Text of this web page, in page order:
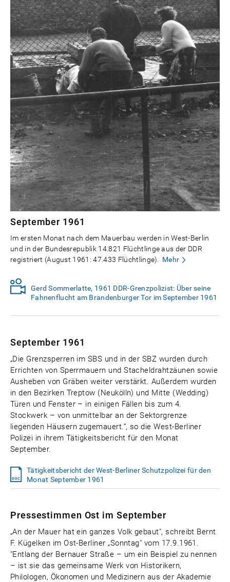
September 1961
Im ersten Monat nach dem Mauerbau werden in West-Berlin
und in der Bundesrepublik 14.821 Flüchtlinge aus der DDR
registriert (August 1961: 47.433 Flüchtlinge).
Mehr
Gerd Sommerlatte, 1961 DDR-Grenzpolizist: Über seine
Fahnenflucht am Brandenburger Tor im September 1961
September 1961
„Die Grenzsperren im SBS und in der SBZ wurden durch
Errichten von Sperrmauern und Stacheldrahtzäunen sowie
Ausheben von Gräben weiter verstärkt. Außerdem wurden
in den Bezirken Treptow (Neukölln) und Mitte (Wedding)
Türen und Fenster – in einigen Fällen bis zum 4.
Stockwerk – von unmittelbar an der Sektorgrenze
liegenden Häusern zugemauert.“, so die West-Berliner
Polizei in ihrem Tätigkeitsbericht für den Monat
September.
Tätigkeitsbericht der West-Berliner Schutzpolizei für den
Monat September 1961
Pressestimmen Ost im September
„An der Mauer hat ein ganzes Volk gebaut", schreibt Bernt
F. Kügelken im Ost-Berliner „Sonntag" vom 17.9.1961.
"Entlang der Bernauer Straße – um ein Beispiel zu nennen
– ist sie das gemeinsame Werk von Historikern,
Philologen, Ökonomen und Medizinern aus der Akademie